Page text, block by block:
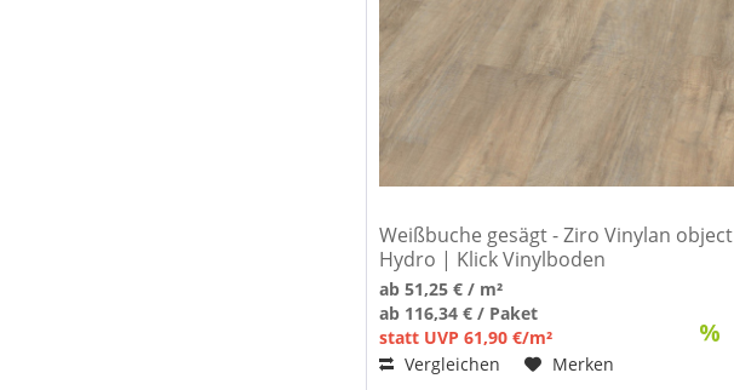
Weißbuche gesägt - Ziro Vinylan object
Hydro | Klick Vinylboden
ab 51,25 € / m²
ab 116,34 € / Paket
statt UVP 61,90 €/m²
Vergleichen
Merken